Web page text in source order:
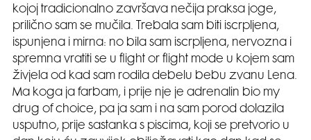
kojoj tradicionalno završava nečija praksa joge,
prilično sam se mučila. Trebala sam biti iscrpljena,
ispunjena i mirna: no bila sam iscrpljena, nervozna i
spremna vratiti se u flight or flight mode u kojem sam
živjela od kad sam rodila debelu bebu zvanu Lena.
Ma koga ja farbam, i prije nje je adrenalin bio my
drug of choice, pa ja sam i na sam porod dolazila
usputno, prije sastanka s piscima, koji se pretvorio u